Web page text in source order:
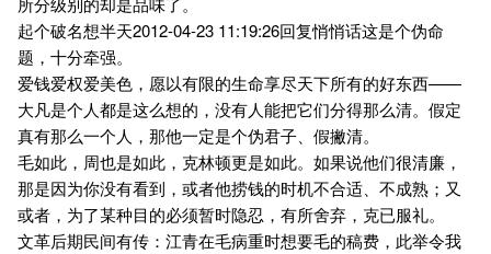
起个破名想半天2012-04-23 11:19:26回复悄悄话这是个伪命
题，十分牵强。
爱钱爱权爱美色，愿以有限的生命享尽天下所有的好东西——
大凡是个人都是这么想的，没有人能把它们分得那么清。假定
真有那么一个人，那他一定是个伪君子、假撇清。
毛如此，周也是如此，克林顿更是如此。如果说他们很清廉，
那是因为你没有看到，或者他捞钱的时机不合适、不成熟；又
或者，为了某种目的必须暂时隐忍，有所舍弃，克已服礼。
文革后期民间有传：江青在毛病重时想要毛的稿费，此举令我